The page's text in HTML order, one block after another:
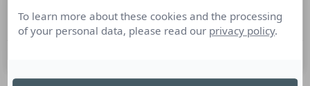
spécialisés professionnels
To learn more about these cookies and the processing
of your personal data, please read our privacy policy.